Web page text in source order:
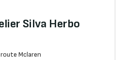
Silva Herbo
Mclaren